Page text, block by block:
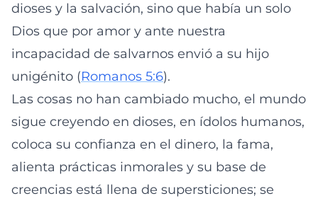
dioses y la salvación, sino que había un solo
Dios que por amor y ante nuestra
incapacidad de salvarnos envió a su hijo
unigénito (Romanos 5:6).
Las cosas no han cambiado mucho, el mundo
sigue creyendo en dioses, en ídolos humanos,
coloca su confianza en el dinero, la fama,
alienta prácticas inmorales y su base de
creencias está llena de supersticiones; se